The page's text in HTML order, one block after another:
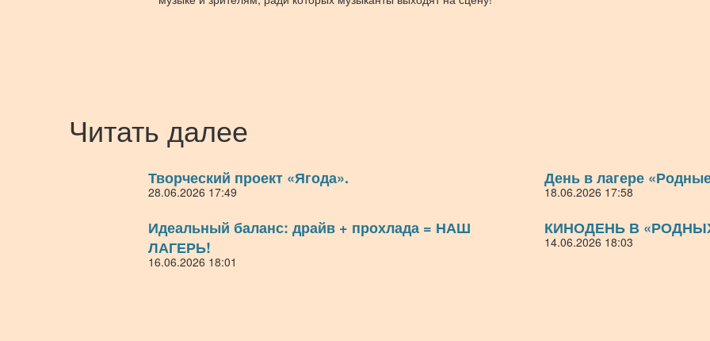
Читать далее
Творческий проект «Ягода».
28.06.2026 17:49
День в лагере
18.06.2026 17:58
Идеальный баланс: драйв + прохлада = НАШ
ЛАГЕРЬ!
16.06.2026 18:01
КИНОДЕНЬ В
14.06.2026 18:03